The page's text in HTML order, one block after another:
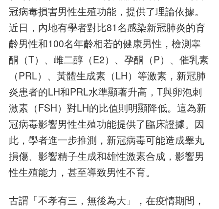
冠病毒損害男性生殖功能，提供了理論依據。
近日，內地有學者對比81名感染新冠肺炎的育
齡男性和100名年齡相若的健康男性，檢測睾
酮（T）、雌二醇（E2）、孕酮（P）、催乳素
（PRL）、黃體生成素（LH）等激素，新冠肺
炎患者的LH和PRL水準顯著升高，T與卵泡刺
激素（FSH）對LH的比值則明顯降低。這為新
冠病毒影響男性生殖功能提供了臨床證據。因
此，學者進一步推測，新冠病毒可能造成睾丸
損傷、影響精子生成和雄性激素合成，影響男
性生殖能力，甚至導致男性不育。
古謂「不孝有三，無後為大」，在疫情期間，